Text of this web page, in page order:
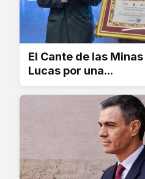
El Cante de las
Lucas por una...